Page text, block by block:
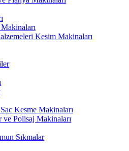
Makinaları
Kesim Makinaları
Kesme Makinaları
ve Polisaj Makinaları
Sıkmalar